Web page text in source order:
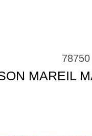
MAREIL